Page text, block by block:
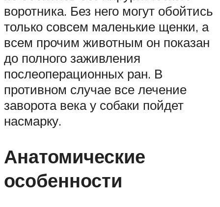
воротника. Без него могут обойтись
только совсем маленькие щенки, а
всем прочим животным он показан
до полного заживления
послеоперационных ран. В
противном случае все лечение
заворота века у собаки пойдет
насмарку.
Анатомические
особенности